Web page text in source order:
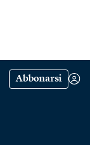
Abbonarsi